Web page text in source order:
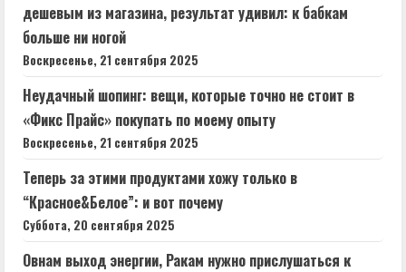
дешевым из магазина, результат удивил: к бабкам
больше ни ногой
Воскресенье, 21 сентября 2025
Неудачный шопинг: вещи, которые точно не стоит в
«Фикс Прайс» покупать по моему опыту
Воскресенье, 21 сентября 2025
Теперь за этими продуктами хожу только в
“Красное&Белое”: и вот почему
Суббота, 20 сентября 2025
Овнам выход энергии, Ракам нужно прислушаться к